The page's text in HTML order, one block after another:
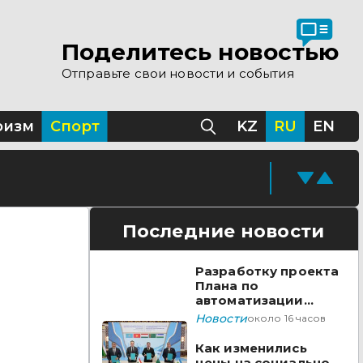
Поделитесь новостью
Отправьте свои новости и события
Спорт KZ RU EN
Последние новости
Разработку проекта
Плана по
автоматизации
учета воды в
Сырдарья одобрили
государства ЦА
Новостиоколо 16 часов
Как изменились